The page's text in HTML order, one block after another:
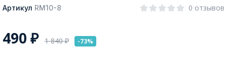
Артикул RM10-8 0 отзывов
490 ₽ 1 840₽ -73%